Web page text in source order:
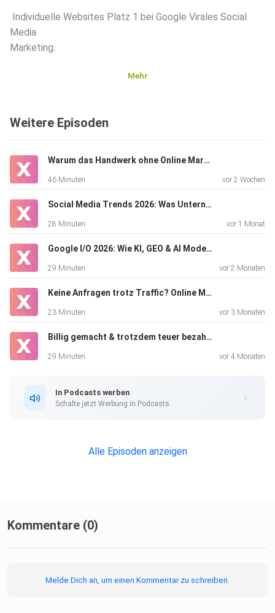
‍ Individuelle Websites Platz 1 bei Google Virales Social
Media
Marketing.
um
weit mehr als nur das Teilen von Facebook-Posts. Es ist
eine
komplexe und strategische Disziplin, die deine Marke
gezielt
Kanälen,
von Suchmaschinenoptimierung über Content-Erstellung
Bereich
tiefgreifendem
Mehr
Weitere Episoden
Warum das Handwerk ohne Online Marketing den Anschluss verliert
46 Minuten vor 2 Wochen
Social Media Trends 2026: Was Unternehmen jetzt wirklich machen müssen.
28 Minuten vor 1 Monat
Google I/O 2026: Wie KI, GEO & AI Mode SEO und E-Commerce verändern
29 Minuten vor 2 Monaten
Keine Anfragen trotz Traffic? Online Marketing Podcast
23 Minuten vor 3 Monaten
Billig gemacht & trotzdem teuer bezahlt! - Folge 09
29 Minuten vor 4 Monaten
In Podcasts werben
Schalte jetzt Werbung in Podcasts.
Alle Episoden anzeigen
Kommentare (0)
Melde Dich an, um einen Kommentar zu schreiben.